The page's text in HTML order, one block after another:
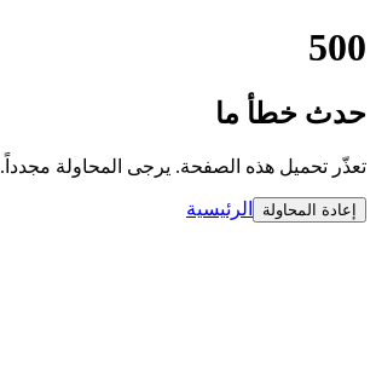
500
حدث خطأ ما
تعذّر تحميل هذه الصفحة. يرجى المحاولة مجدداً.
إعادة المحاولة الرئيسية